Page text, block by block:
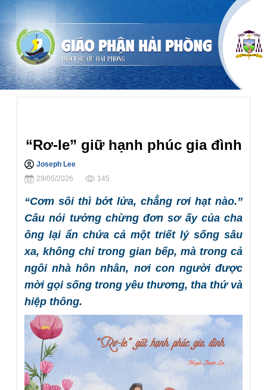
“Rơ-le” giữ hạnh phúc gia đình
Joseph Lee
29/05/2026
145
“Cơm sôi thì bớt lửa, chẳng rơi hạt nào.”
Câu nói tưởng chừng đơn sơ ấy của cha
ông lại ẩn chứa cả một triết lý sống sâu
xa, không chỉ trong gian bếp, mà trong cả
ngôi nhà hôn nhân, nơi con người được
mời gọi sống trong yêu thương, tha thứ và
hiệp thông.